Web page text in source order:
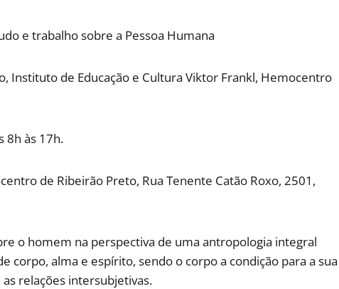
e trabalho sobre a Pessoa Humana
Instituto de Educação e Cultura Viktor Frankl, Hemocentro
8h às 17h.
de Ribeirão Preto, Rua Tenente Catão Roxo, 2501,
o homem na perspectiva de uma antropologia integral
corpo, alma e espírito, sendo o corpo a condição para a sua
relações intersubjetivas.